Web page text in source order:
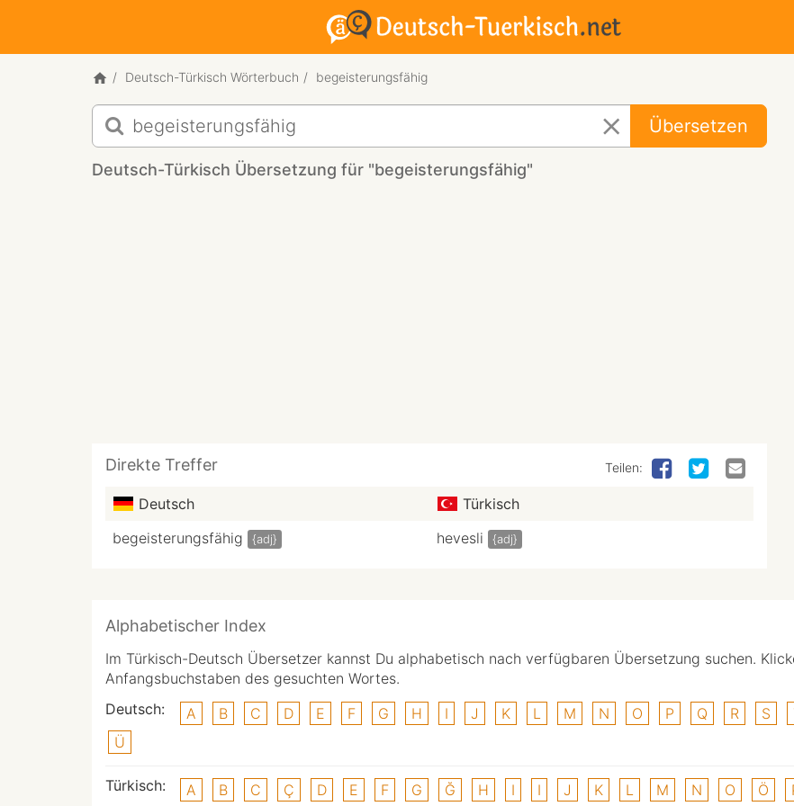
Deutsch-Türkisch Wörterbuch begeisterungsfähig
Deutsch-
Türkisch
Übersetzung
für
Übersetzen
Deutsch-Türkisch Übersetzung für "begeisterungsfähig"
Direkte Treffer Teilen:
Deutsch
Türkisch
begeisterungsfähig
{adj} hevesli {adj}
Alphabetischer Index
Im Türkisch-Deutsch Übersetzer kannst Du alphabetisch nach verfügbaren Übersetzung suchen.
Anfangsbuchstaben des gesuchten Wortes.
Deutsch:
A B C D E F G H I J K L M N O P Q R S
Ü
Türkisch: A B C Ç D E F G Ğ H I I J K L M N O Ö